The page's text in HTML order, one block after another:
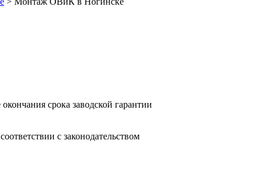
срока заводской гарантии
с законодательством